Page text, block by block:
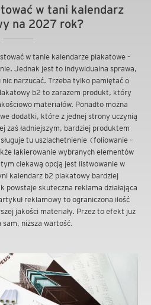
w tani kalendarz
na 2027 rok?
w tanie kalendarze plakatowe –
Jednak jest to indywidualna sprawa,
narzucać. Trzeba tylko pamiętać o
b2 to zarazem produkt, który
materiałów. Ponadto można
dodatki, które z jednej strony uczynią
zaś ładniejszym, bardziej produktem
tu uszlachetnienie (foliowanie –
lakierowanie wybranych elementów
ciekawą opcją jest listwowanie w
kalendarz b2 plakatowy bardziej
powstaje skuteczna reklama działająca
reklamowy to ograniczona ilość
jakości materiały. Przez to efekt już
sam, niższa wartość.